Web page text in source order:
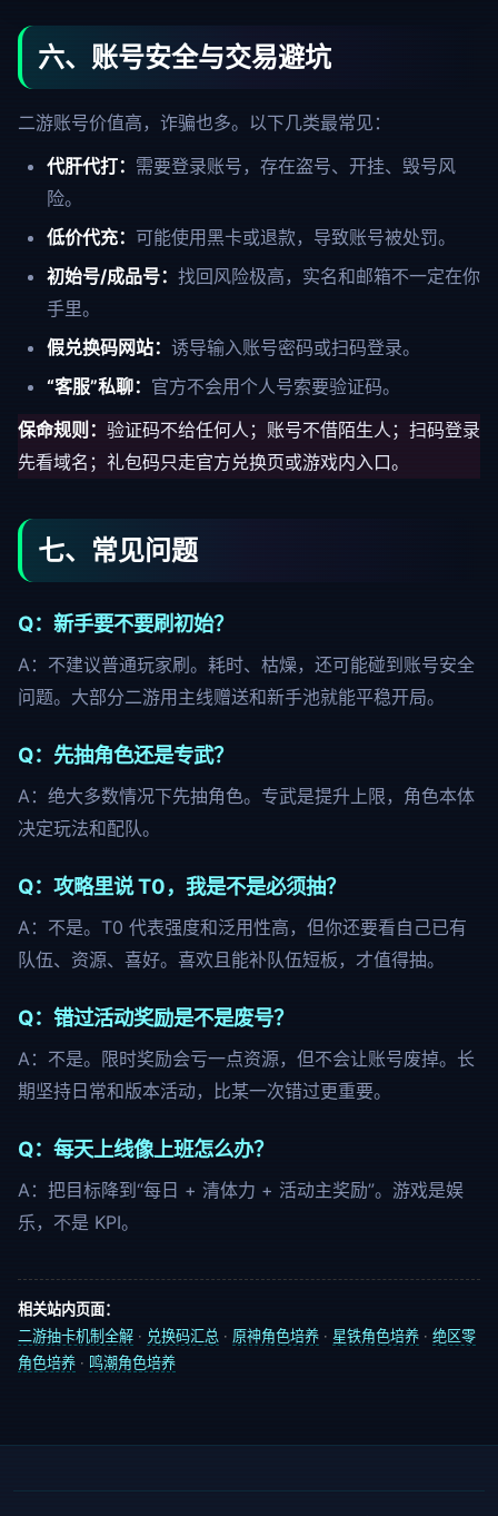
六、账号安全与交易避坑
二游账号价值高，诈骗也多。以下几类最常见：
代肝代打： 需要登录账号，存在盗号、开挂、毁号风
险。
低价代充： 可能使用黑卡或退款，导致账号被处罚。
初始号/成品号： 找回风险极高，实名和邮箱不一定在你
手里。
假兑换码网站： 诱导输入账号密码或扫码登录。
“客服”私聊： 官方不会用个人号索要验证码。
保命规则： 验证码不给任何人；账号不借陌生人；扫码登录
先看域名；礼包码只走官方兑换页或游戏内入口。
七、常见问题
Q：新手要不要刷初始？
A：不建议普通玩家刷。耗时、枯燥，还可能碰到账号安全
问题。大部分二游用主线赠送和新手池就能平稳开局。
Q：先抽角色还是专武？
A：绝大多数情况下先抽角色。专武是提升上限，角色本体
决定玩法和配队。
Q：攻略里说 T0，我是不是必须抽？
A：不是。T0 代表强度和泛用性高，但你还要看自己已有
队伍、资源、喜好。喜欢且能补队伍短板，才值得抽。
Q：错过活动奖励是不是废号？
A：不是。限时奖励会亏一点资源，但不会让账号废掉。长
期坚持日常和版本活动，比某一次错过更重要。
Q：每天上线像上班怎么办？
A：把目标降到“每日 + 清体力 + 活动主奖励”。游戏是娱
乐，不是 KPI。
相关站内页面：
二游抽卡机制全解 · 兑换码汇总 · 原神角色培养 · 星铁角色培养 · 绝区零
角色培养 · 鸣潮角色培养